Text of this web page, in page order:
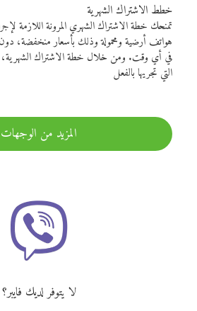
خطط الاشتراك الشهرية
تمنحك خطة الاشتراك الشهري المرونة اللازمة
هواتف أرضية ومحمولة وذلك بأسعار منخفضة،
في أي وقت. ومن خلال خطة الاشتراك الشهرية،
التي تجريها بالفعل
المزيد من الوجهات
لا يتوفر لديك فايبر؟